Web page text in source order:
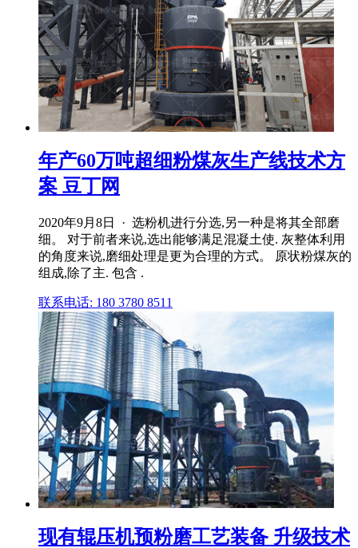
年产60万吨超细粉煤灰生产线技术方
案 豆丁网
2020年9月8日 · 选粉机进行分选,另一种是将其全部磨
细。 对于前者来说,选出能够满足混凝土使. 灰整体利用
的角度来说,磨细处理是更为合理的方式。 原状粉煤灰的
组成,除了主. 包含 .
联系电话: 180 3780 8511
现有辊压机预粉磨工艺装备 升级技术